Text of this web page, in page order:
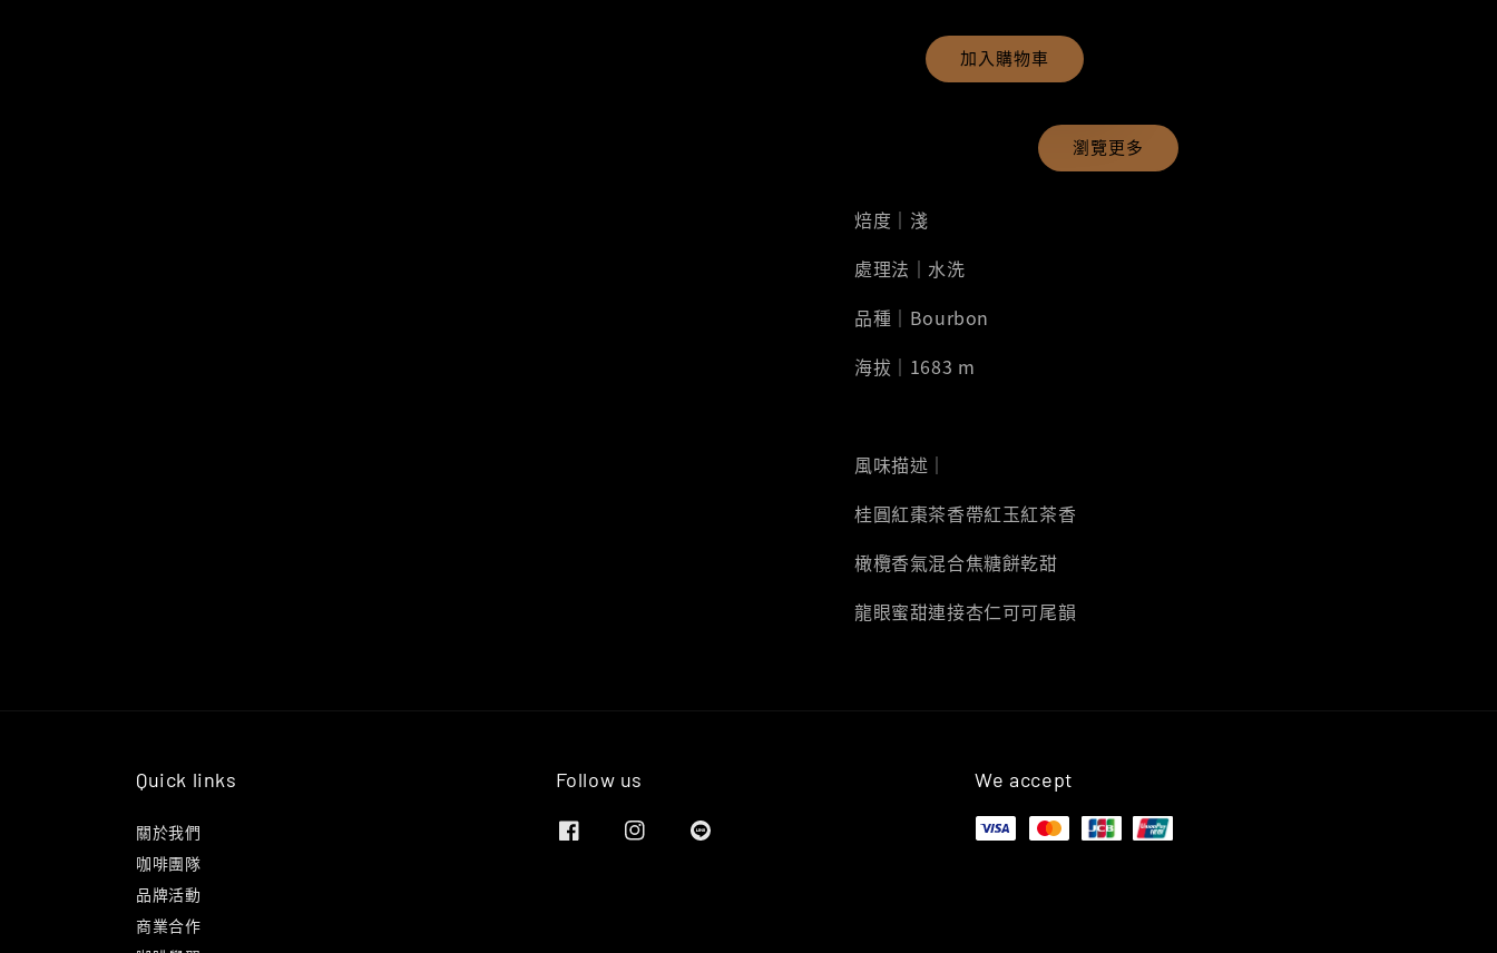
加入購物車
瀏覽更多
焙度｜淺
處理法｜水洗
品種｜Bourbon
海拔｜1683 m
風味描述｜
桂圓紅棗茶香帶紅玉紅茶香
橄欖香氣混合焦糖餅乾甜
龍眼蜜甜連接杏仁可可尾韻
Quick links
關於我們
咖啡團隊
品牌活動
商業合作
Follow us We accept